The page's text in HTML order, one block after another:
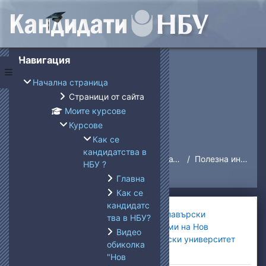
Страничен панел
Полезна информация
Курсове Как се кандидатства в НБУ ? Полезна информация
Схема на раздела
Видео обиколка "Нов
български университет -
→Бакалавърски
програми на Нов
български университет
Блокове
Прескочи Навигация
Навигация
Начална страница
Страници от сайта
Моите курсове
Курсове
Как се
кандидатства в
НБУ ?
Главна
Как се
кандидатс
тва в НБУ?
Видео
обиколка
"Нов